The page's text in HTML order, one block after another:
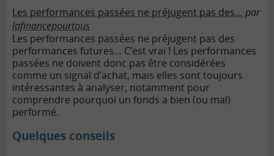
Les performances passées ne préjugent pas des… par
lafinancepourtous
Les performances passées ne préjugent pas des
performances futures… C’est vrai ! Les performances
passées ne doivent donc pas être considérées
comme un signal d’achat, mais elles sont toujours
intéressantes à analyser, notamment pour
comprendre pourquoi un fonds a bien (ou mal)
performé.
Quelques conseils